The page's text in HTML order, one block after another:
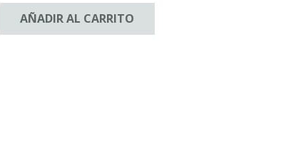
AÑADIR AL CARRITO